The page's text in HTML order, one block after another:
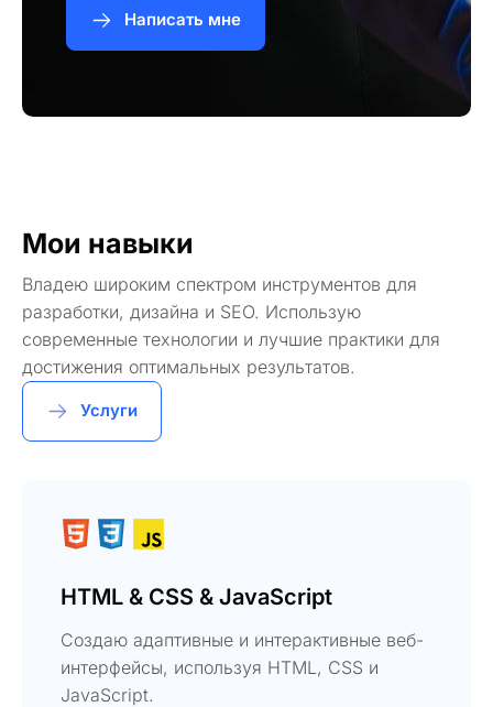
Написать мне
Мои навыки
Владею широким спектром инструментов для
разработки, дизайна и SEO. Использую
современные технологии и лучшие практики для
достижения оптимальных результатов.
Услуги
HTML & CSS & JavaScript
Создаю адаптивные и интерактивные веб-
интерфейсы, используя HTML, CSS и
JavaScript.